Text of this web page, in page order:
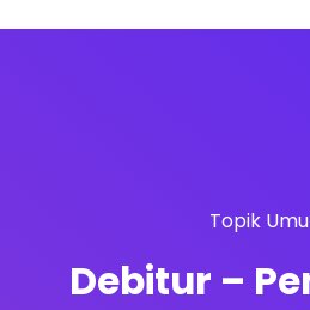
Topik
Debitur –